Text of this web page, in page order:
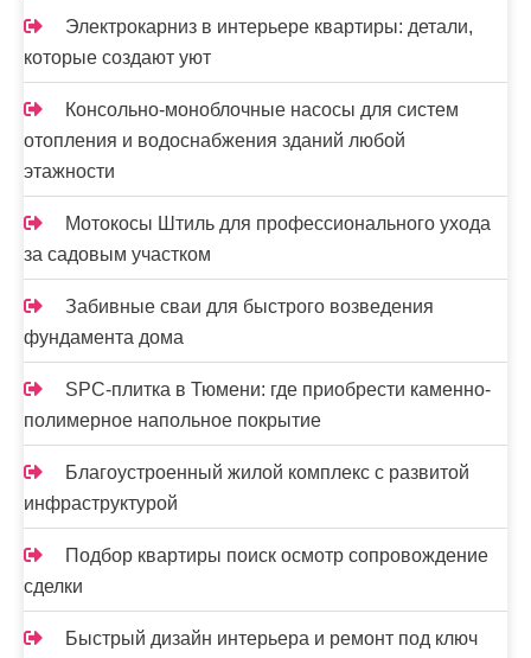
Электрокарниз в интерьере квартиры: детали,
которые создают уют
Консольно-моноблочные насосы для систем
отопления и водоснабжения зданий любой
этажности
Мотокосы Штиль для профессионального ухода
за садовым участком
Забивные сваи для быстрого возведения
фундамента дома
SPC-плитка в Тюмени: где приобрести каменно-
полимерное напольное покрытие
Благоустроенный жилой комплекс с развитой
инфраструктурой
Подбор квартиры поиск осмотр сопровождение
сделки
Быстрый дизайн интерьера и ремонт под ключ